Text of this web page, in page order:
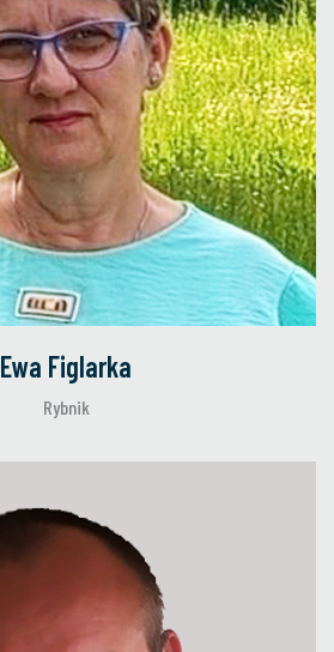
Ewa Figlarka
Rybnik